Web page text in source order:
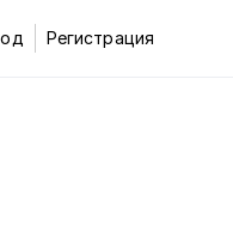
Регистрация